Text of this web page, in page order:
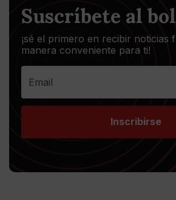
Suscríbete al
¡sé el primero en recibir noticias
manera conveniente para ti!
Inscribirse